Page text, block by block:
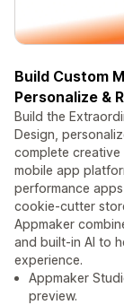
Build Custom
Personalize &
Build the
Design,
complete
mobile app
performance
cookie-cutter
Appmaker
and built-in AI to
experience.
Appmaker
preview.